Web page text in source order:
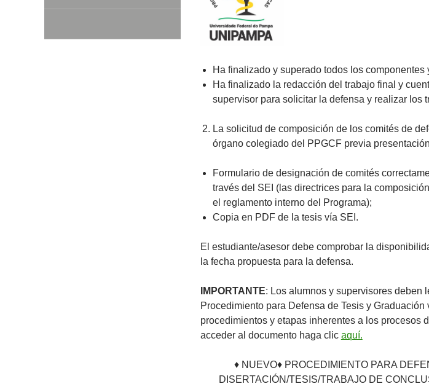
Ha finalizado y superado todos los componentes
Ha finalizado la redacción del trabajo final y
supervisor para solicitar la defensa y realizar los
La solicitud de composición de los comités de
órgano colegiado del PPGCF previa
Formulario de designación de comités
través del SEI (las directrices para la
el reglamento interno del Programa);
Copia en PDF de la tesis vía SEI.
El estudiante/asesor debe comprobar la
la fecha propuesta para la defensa.
IMPORTANTE: Los alumnos y supervisores deben
Procedimiento para Defensa de Tesis y
procedimientos y etapas inherentes a los procesos
acceder al documento haga clic aquí.
♦ NUEVO♦ PROCEDIMIENTO PARA
DISERTACIÓN/TESIS/TRABAJO DE